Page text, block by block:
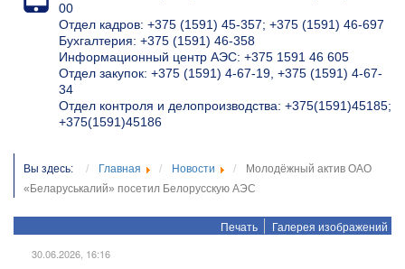
00
Отдел кадров: +375 (1591) 45-357; +375 (1591) 46-697
Бухгалтерия: +375 (1591) 46-358
Информационный центр АЭС: +375 1591 46 605
Отдел закупок: +375 (1591) 4-67-19, +375 (1591) 4-67-
34
Отдел контроля и делопроизводства: +375(1591)45185;
+375(1591)45186
Вы здесь: Главная Новости
Молодёжный актив ОАО
«Беларуськалий» посетил Белорусскую АЭС
Печать Галерея изображений
30.06.2026, 16:16